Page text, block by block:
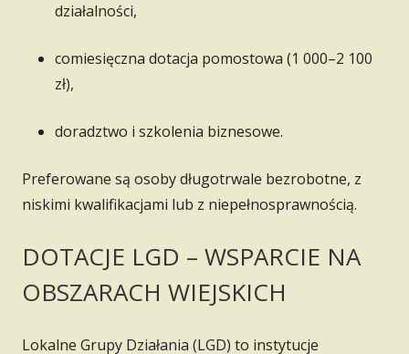
działalności,
comiesięczna dotacja pomostowa (1 000–2 100
zł),
doradztwo i szkolenia biznesowe.
Preferowane są osoby długotrwale bezrobotne, z
niskimi kwalifikacjami lub z niepełnosprawnością.
DOTACJE LGD – WSPARCIE NA
OBSZARACH WIEJSKICH
Lokalne Grupy Działania (LGD) to instytucje